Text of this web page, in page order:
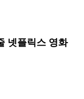
넷플릭스 영화